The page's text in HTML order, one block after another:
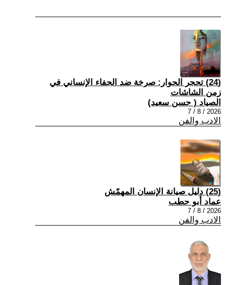
(24) تحجر الحوار: صرخة ضد الجفاء الإنساني في
زمن الشاشات
الصياد ‏( حسن سعيد‏)
2026 / 8 / 7
الادب والفن
(25) دليل صيانة الإنسان المهمّش
عماد أبو حطب
2026 / 8 / 7
الادب والفن